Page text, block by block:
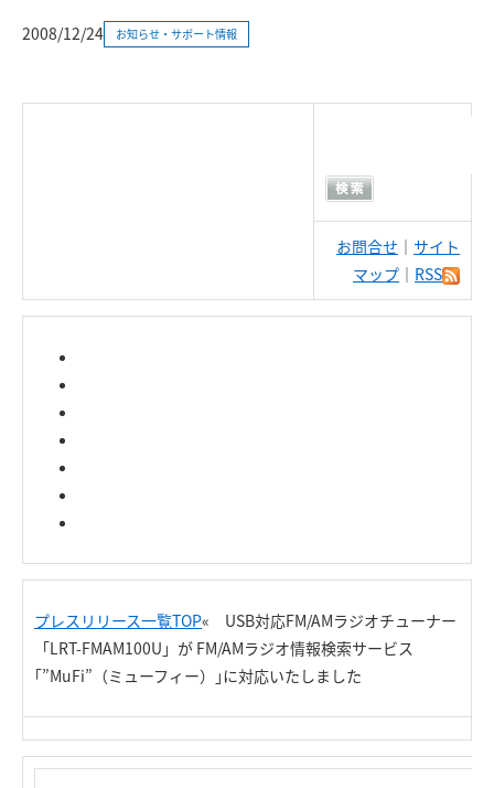
2008/12/24 お知らせ・サポート情報
お問合せ ｜ サイト
マップ ｜ RSS
プレスリリース一覧TOP« USB対応FM/AMラジオチューナー
「LRT-FMAM100U」が FM/AMラジオ情報検索サービス
｢”MuFi”（ミューフィー）｣に対応いたしました